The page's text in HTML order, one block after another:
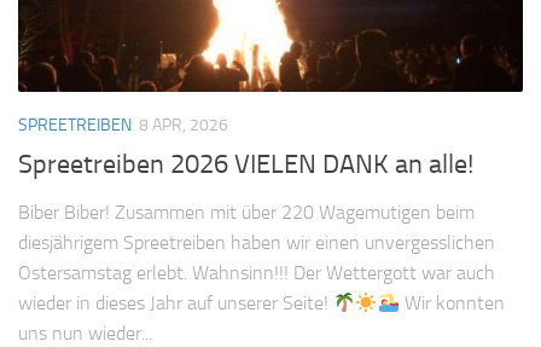
SPREETREIBEN 8 APR, 2026
Spreetreiben 2026 VIELEN DANK an alle!
Biber Biber! Zusammen mit über 220 Wagemutigen beim
diesjährigem Spreetreiben haben wir einen unvergesslichen
Ostersamstag erlebt. Wahnsinn!!! Der Wettergott war auch
wieder in dieses Jahr auf unserer Seite!
Wir konnten
uns nun wieder...